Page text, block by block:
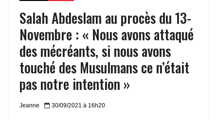
Salah Abdeslam au procès du 13-
Novembre : « Nous avons attaqué
des mécréants, si nous avons
touché des Musulmans ce n’était
pas notre intention »
Jeanne 30/09/2021 à 16h20